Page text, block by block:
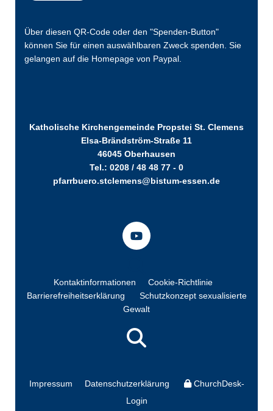
Über diesen QR-Code oder den "Spenden-Button"
können Sie für einen auswählbaren Zweck spenden. Sie
gelangen auf die Homepage von Paypal.
Katholische Kirchengemeinde Propstei St. Clemens
Elsa-Brändström-Straße 11
46045 Oberhausen
Tel.: 0208 / 48 48 77 - 0
pfarrbuero.stclemens@bistum-essen.de
Kontaktinformationen
Cookie-Richtlinie
Barrierefreiheitserklärung
Schutzkonzept sexualisierte
Gewalt
Impressum Datenschutzerklärung
ChurchDesk-
Login